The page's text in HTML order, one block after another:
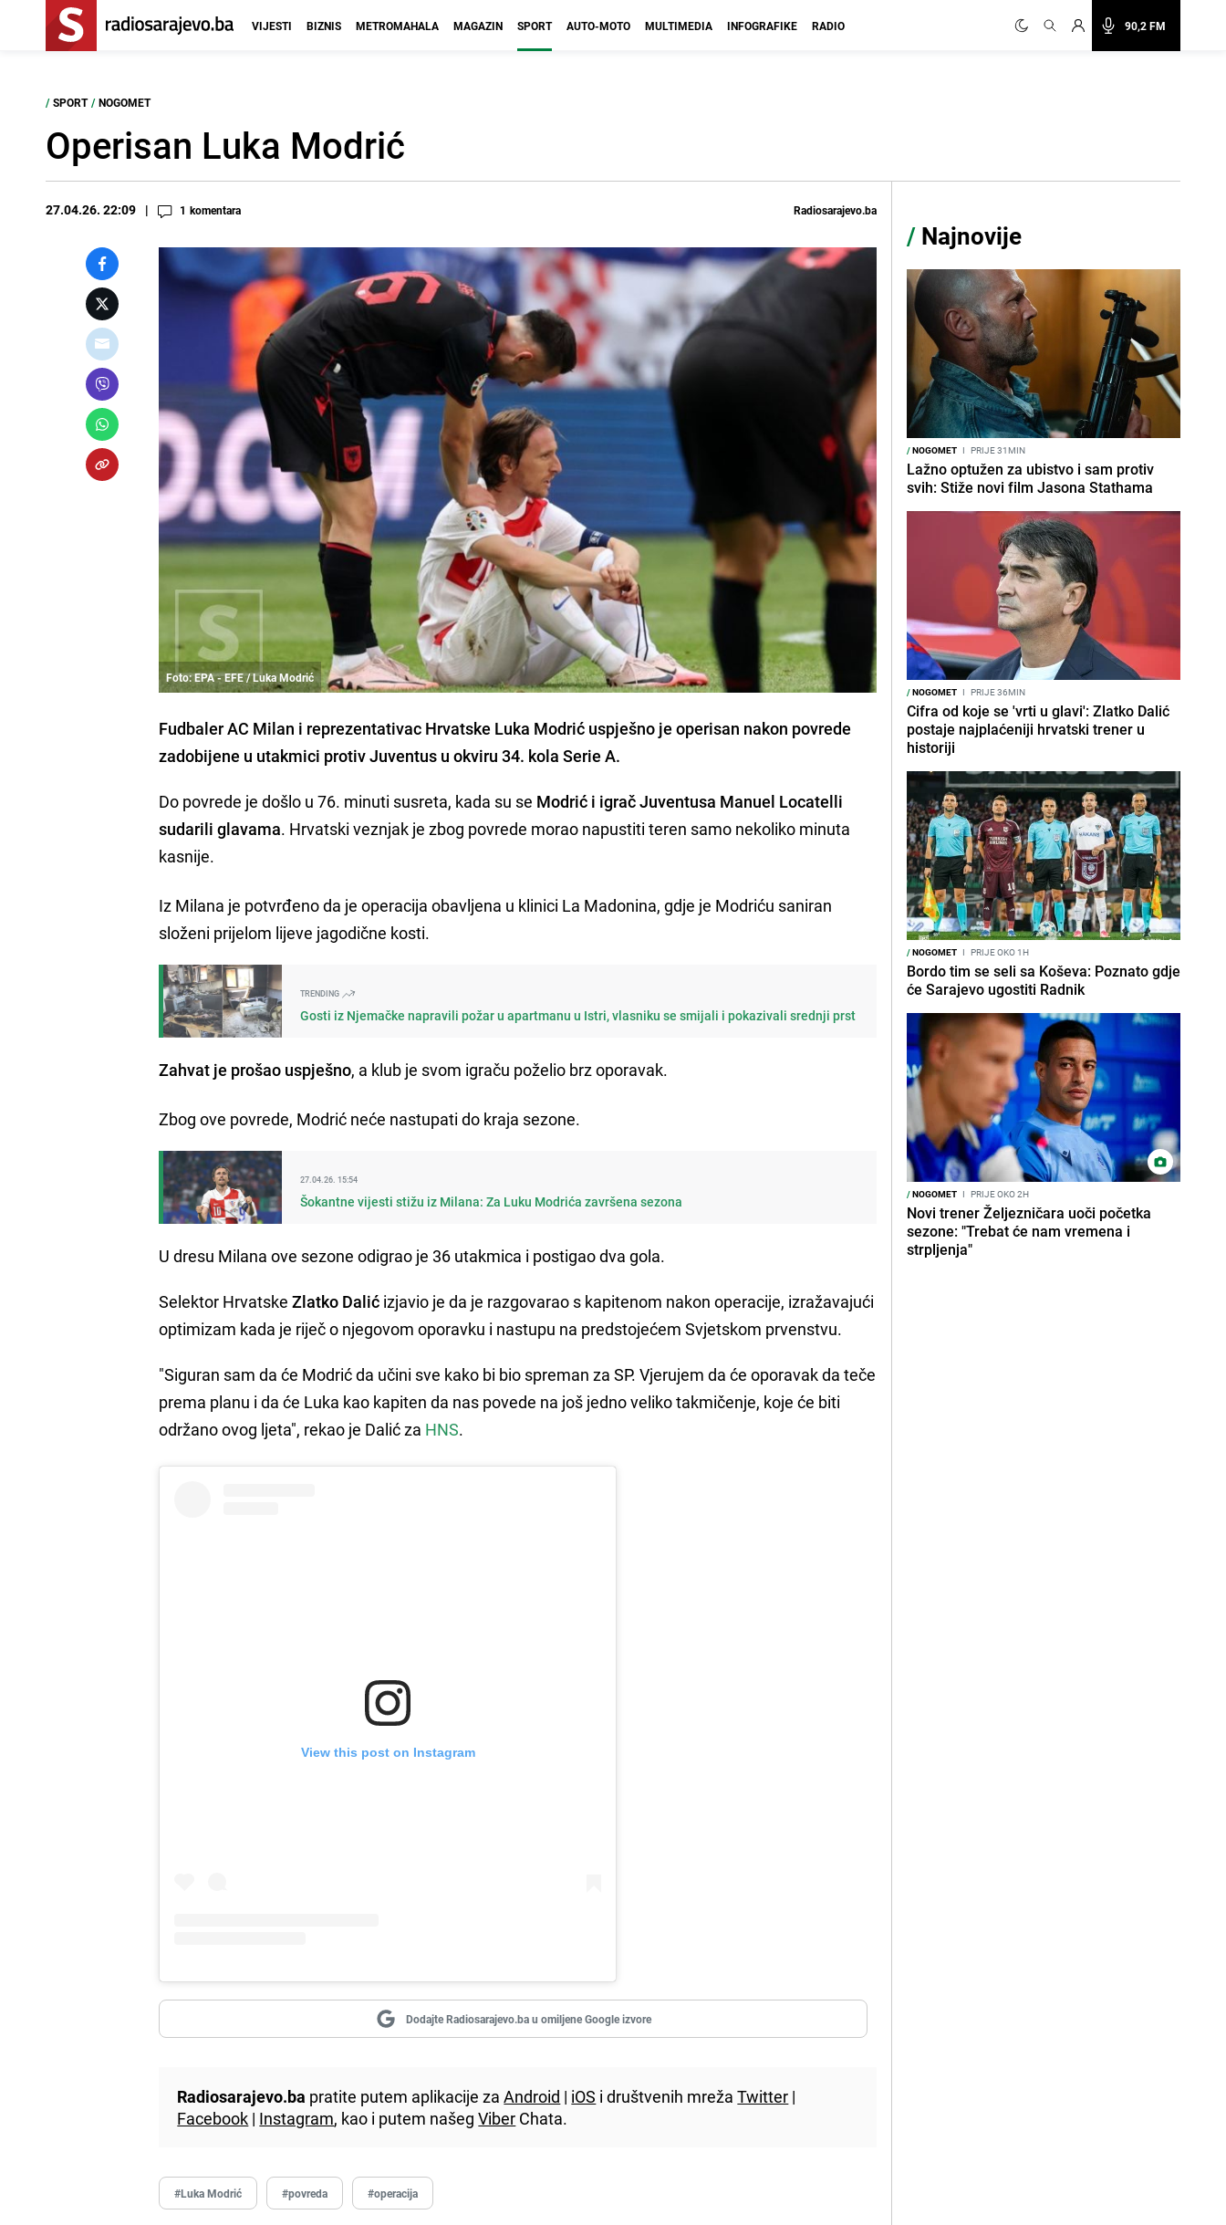
90,2 FM
VIJESTI BIZNIS METROMAHALA MAGAZIN SPORT AUTO-MOTO MULTIMEDIA INFOGRAFIKE RADIO
/ SPORT / NOGOMET
Operisan Luka Modrić
27.04.26. 22:09 1 komentara Radiosarajevo.ba
Foto: EPA - EFE / Luka Modrić
Fudbaler AC Milan i reprezentativac Hrvatske Luka Modrić uspješno je operisan nakon povrede
zadobijene u utakmici protiv Juventus u okviru 34. kola Serie A.
Do povrede je došlo u 76. minuti susreta, kada su se Modrić i igrač Juventusa Manuel Locatelli
sudarili glavama. Hrvatski veznjak je zbog povrede morao napustiti teren samo nekoliko minuta
kasnije.
Iz Milana je potvrđeno da je operacija obavljena u klinici La Madonina, gdje je Modriću saniran
složeni prijelom lijeve jagodične kosti.
TRENDING
Gosti iz Njemačke napravili požar u apartmanu u Istri, vlasniku se smijali i pokazivali srednji prst
Zahvat je prošao uspješno, a klub je svom igraču poželio brz oporavak.
Zbog ove povrede, Modrić neće nastupati do kraja sezone.
27.04.26. 15:54
Šokantne vijesti stižu iz Milana: Za Luku Modrića završena sezona
U dresu Milana ove sezone odigrao je 36 utakmica i postigao dva gola.
Selektor HrvatskeZlatko Dalić izjavio je da je razgovarao s kapitenom nakon operacije, izražavajući
optimizam kada je riječ o njegovom oporavku i nastupu na predstojećem Svjetskom prvenstvu.
"Siguran sam da će Modrić da učini sve kako bi bio spreman za SP. Vjerujem da će oporavak da teče
prema planu i da će Luka kao kapiten da nas povede na još jedno veliko takmičenje, koje će biti
održano ovog ljeta", rekao je Dalić za HNS.
View this post on Instagram
Dodajte Radiosarajevo.ba u omiljene Google izvore
Radiosarajevo.ba pratite putem aplikacije zaAndroid | iOS i društvenih mrežaTwitter |
Facebook | Instagram, kao i putem našegViber Chata.
#Luka Modrić #povreda #operacija
/ Najnovije
/NOGOMET I PRIJE 31MIN
Lažno optužen za ubistvo i sam protiv
svih: Stiže novi film Jasona Stathama
/NOGOMET I PRIJE 36MIN
Cifra od koje se 'vrti u glavi': Zlatko Dalić
postaje najplaćeniji hrvatski trener u
historiji
/NOGOMET I PRIJE OKO 1H
Bordo tim se seli sa Koševa: Poznato gdje
će Sarajevo ugostiti Radnik
/NOGOMET I PRIJE OKO 2H
Novi trener Željezničara uoči početka
sezone: "Trebat će nam vremena i
strpljenja"